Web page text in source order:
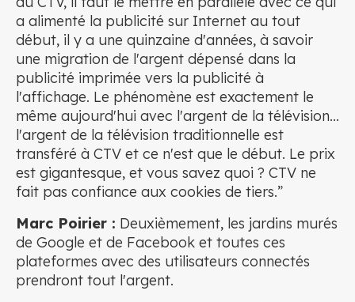
a alimenté la publicité sur Internet au tout
début, il y a une quinzaine d'années, à savoir
une migration de l'argent dépensé dans la
publicité imprimée vers la publicité à
l'affichage. Le phénomène est exactement le
même aujourd'hui avec l'argent de la télévision...
l'argent de la télévision traditionnelle est
transféré à CTV et ce n'est que le début. Le prix
est gigantesque, et vous savez quoi ? CTV ne
fait pas confiance aux cookies de tiers.”
Marc Poirier : Deuxièmement, les jardins murés
de Google et de Facebook et toutes ces
plateformes avec des utilisateurs connectés
prendront tout l'argent.